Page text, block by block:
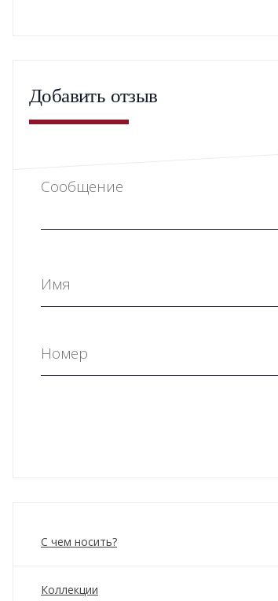
Добавить отзыв
С чем носить?
Коллекции